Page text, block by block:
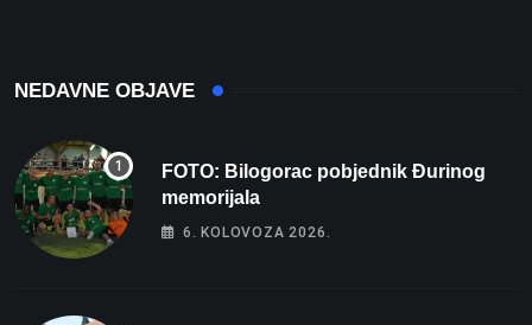
NEDAVNE OBJAVE
FOTO: Bilogorac pobjednik Đurinog
memorijala
6. KOLOVOZA 2026.